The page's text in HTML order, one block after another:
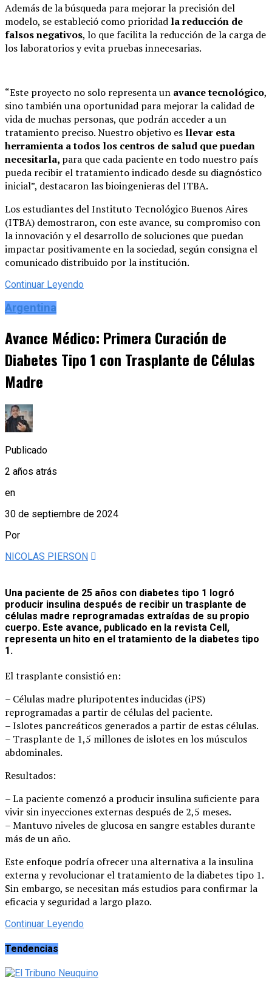
Además de la búsqueda para mejorar la precisión del
modelo, se estableció como prioridad la reducción de
falsos negativos, lo que facilita la reducción de la carga de
los laboratorios y evita pruebas innecesarias.
“Este proyecto no solo representa un avance tecnológico,
sino también una oportunidad para mejorar la calidad de
vida de muchas personas, que podrán acceder a un
tratamiento preciso. Nuestro objetivo es llevar esta
herramienta a todos los centros de salud que puedan
necesitarla, para que cada paciente en todo nuestro país
pueda recibir el tratamiento indicado desde su diagnóstico
inicial”, destacaron las bioingenieras del ITBA.
Los estudiantes del Instituto Tecnológico Buenos Aires
(ITBA) demostraron, con este avance, su compromiso con
la innovación y el desarrollo de soluciones que puedan
impactar positivamente en la sociedad, según consigna el
comunicado distribuido por la institución.
Continuar Leyendo
Argentina
Avance Médico: Primera Curación de
Diabetes Tipo 1 con Trasplante de Células
Madre
Publicado
2 años atrás
en
30 de septiembre de 2024
Por
NICOLAS PIERSON
Una paciente de 25 años con diabetes tipo 1 logró
producir insulina después de recibir un trasplante de
células madre reprogramadas extraídas de su propio
cuerpo. Este avance, publicado en la revista Cell,
representa un hito en el tratamiento de la diabetes tipo
1.
El trasplante consistió en:
– Células madre pluripotentes inducidas (iPS)
reprogramadas a partir de células del paciente.
– Islotes pancreáticos generados a partir de estas células.
– Trasplante de 1,5 millones de islotes en los músculos
abdominales.
Resultados:
– La paciente comenzó a producir insulina suficiente para
vivir sin inyecciones externas después de 2,5 meses.
– Mantuvo niveles de glucosa en sangre estables durante
más de un año.
Este enfoque podría ofrecer una alternativa a la insulina
externa y revolucionar el tratamiento de la diabetes tipo 1.
Sin embargo, se necesitan más estudios para confirmar la
eficacia y seguridad a largo plazo.
Continuar Leyendo
Tendencias